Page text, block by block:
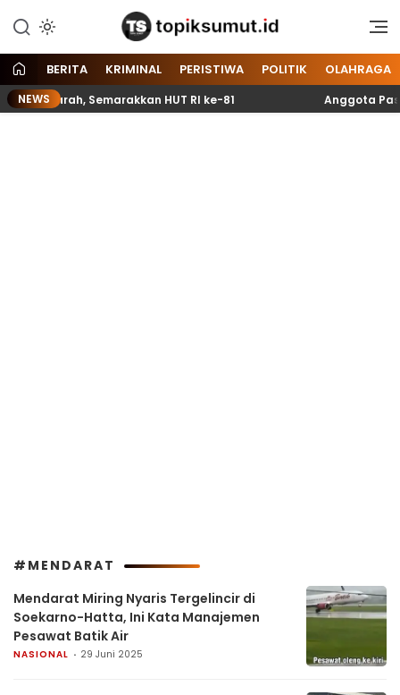
Topik Sumut
Memberitakan Seputar
dan Nasional
BERITA KRIMINAL PERISTIWA POLITIK OLAHRAGA
NEWS
Darah, Semarakkan HUT RI ke-81 Anggota
#MENDARAT
Mendarat Miring Nyaris Tergelincir di
Soekarno-Hatta, Ini Kata Manajemen
Pesawat Batik Air
NASIONAL 29 Juni 2025